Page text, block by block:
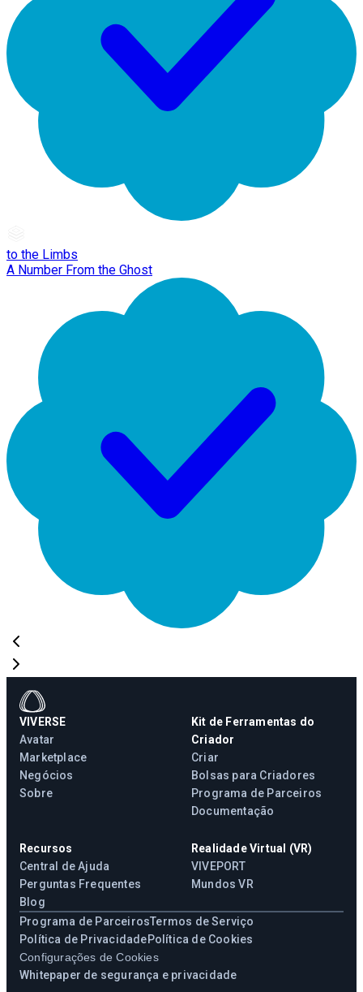
to the Limbs
A Number From the Ghost
VIVERSE
Avatar
Marketplace
Negócios
Sobre
Kit de Ferramentas do
Criador
Criar
Bolsas para Criadores
Programa de Parceiros
Documentação
Recursos
Central de Ajuda
Perguntas Frequentes
Blog
Realidade Virtual (VR)
VIVEPORT
Mundos VR
Programa de ParceirosTermos de Serviço
Política de PrivacidadePolítica de Cookies
Configurações de Cookies
Whitepaper de segurança e privacidade